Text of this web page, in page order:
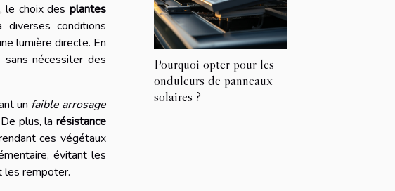
le choix des plantes
conditions
lumière directe. En
sans nécessiter des
un faible arrosage
plus, la résistance
ces végétaux
évitant les
les rempoter.
Pourquoi opter pour les
onduleurs de panneaux
solaires ?